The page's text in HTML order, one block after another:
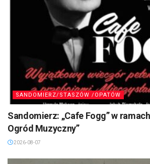
SANDOMIERZ/STASZÓW /OPATÓW
Sandomierz: „Cafe Fogg” w
Ogród Muzyczny”
2026-08-07